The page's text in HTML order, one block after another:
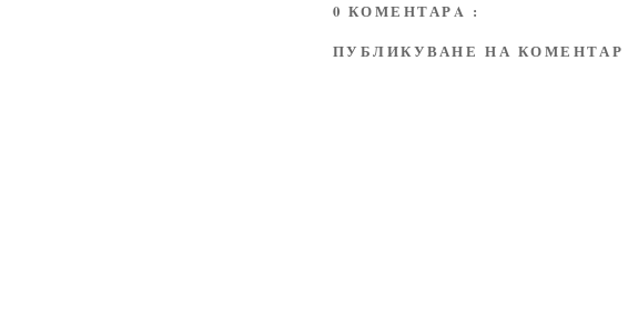
0 КОМЕНТАРA :
ПУБЛИКУВАНЕ НА КОМЕНТАР